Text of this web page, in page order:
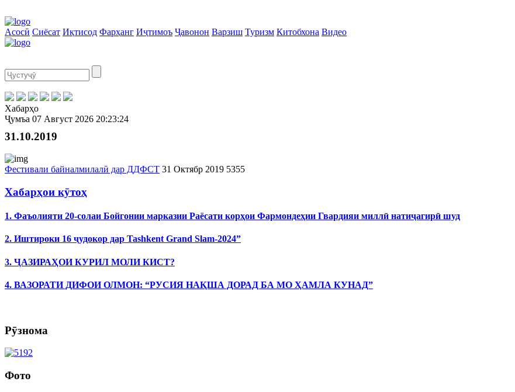
Асосӣ Сиёсат Иқтисод Фарҳанг Иҷтимоъ Ҷавонон Варзиш Туризм Китобхона Видео
Хабарҳо
Ҷумъа 07 Август 2026 20:23:24
31.10.2019
Фестивали байналмилалӣ дар ДДФСТ 31 Октябр 2019 5355
Хабарҳои кӯтоҳ
1. Фаъолияти 20-солаи Бойгонии марказии Раёсати корҳои Фармондеҳии Гвардияи миллӣ натиҷагирӣ шуд
2. Иштироки 16 ҷудокор дар Tashkent Grand Slam-2024”
3. ҶАЗИРАҲОИ КУРИЛ МОЛИ КИСТ?
4. ВАЗОРАТИ ДИФОИ ОЛМОН: “РУСИЯ НАҚША ДОРАД БА МО ҲАМЛА КУНАД”
Рӯзнома
Фото